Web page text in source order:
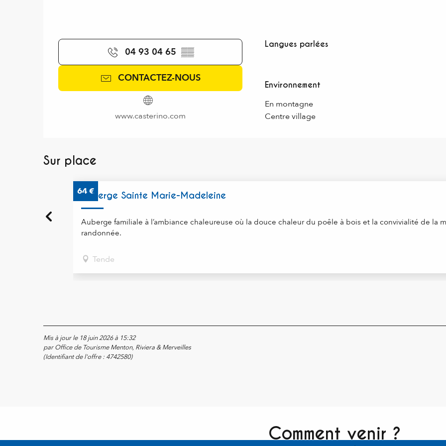
04 93 04 65 ▒▒
CONTACTEZ-NOUS
www.casterino.com
Langues parlées
Langues parlées
Environnement
Environnement
En montagne
Centre village
Sur place
64€
Auberge Sainte Marie-Madeleine
Auberge familiale à l’ambiance chaleureuse où la douce chaleur du poêle à bois et la convivialité de la
randonnée.
Tende
Mis à jour le 18 juin 2026 à 15:32
par Office de Tourisme Menton, Riviera & Merveilles
(Identifiant de l'offre : 4742580)
Comment venir ?